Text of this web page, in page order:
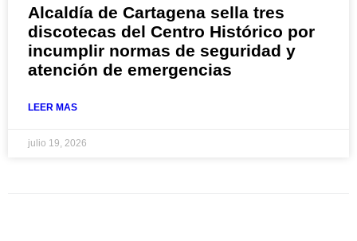
Alcaldía de Cartagena sella tres
discotecas del Centro Histórico por
incumplir normas de seguridad y
atención de emergencias
LEER MAS
julio 19, 2026